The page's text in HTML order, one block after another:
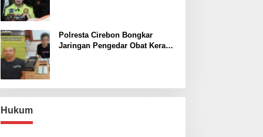
Polresta Cirebon Bongkar
Jaringan Pengedar Obat Keras
Hukum